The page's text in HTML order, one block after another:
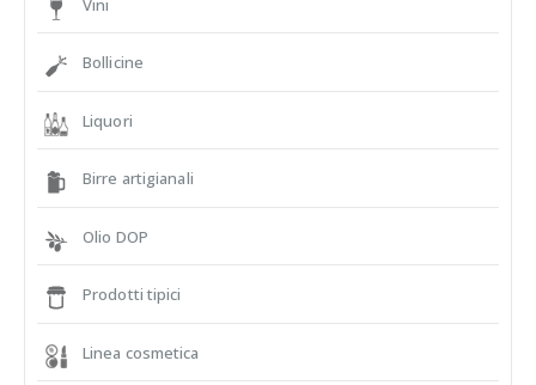
Bollicine
Liquori
Birre artigianali
Olio DOP
Prodotti tipici
Linea cosmetica